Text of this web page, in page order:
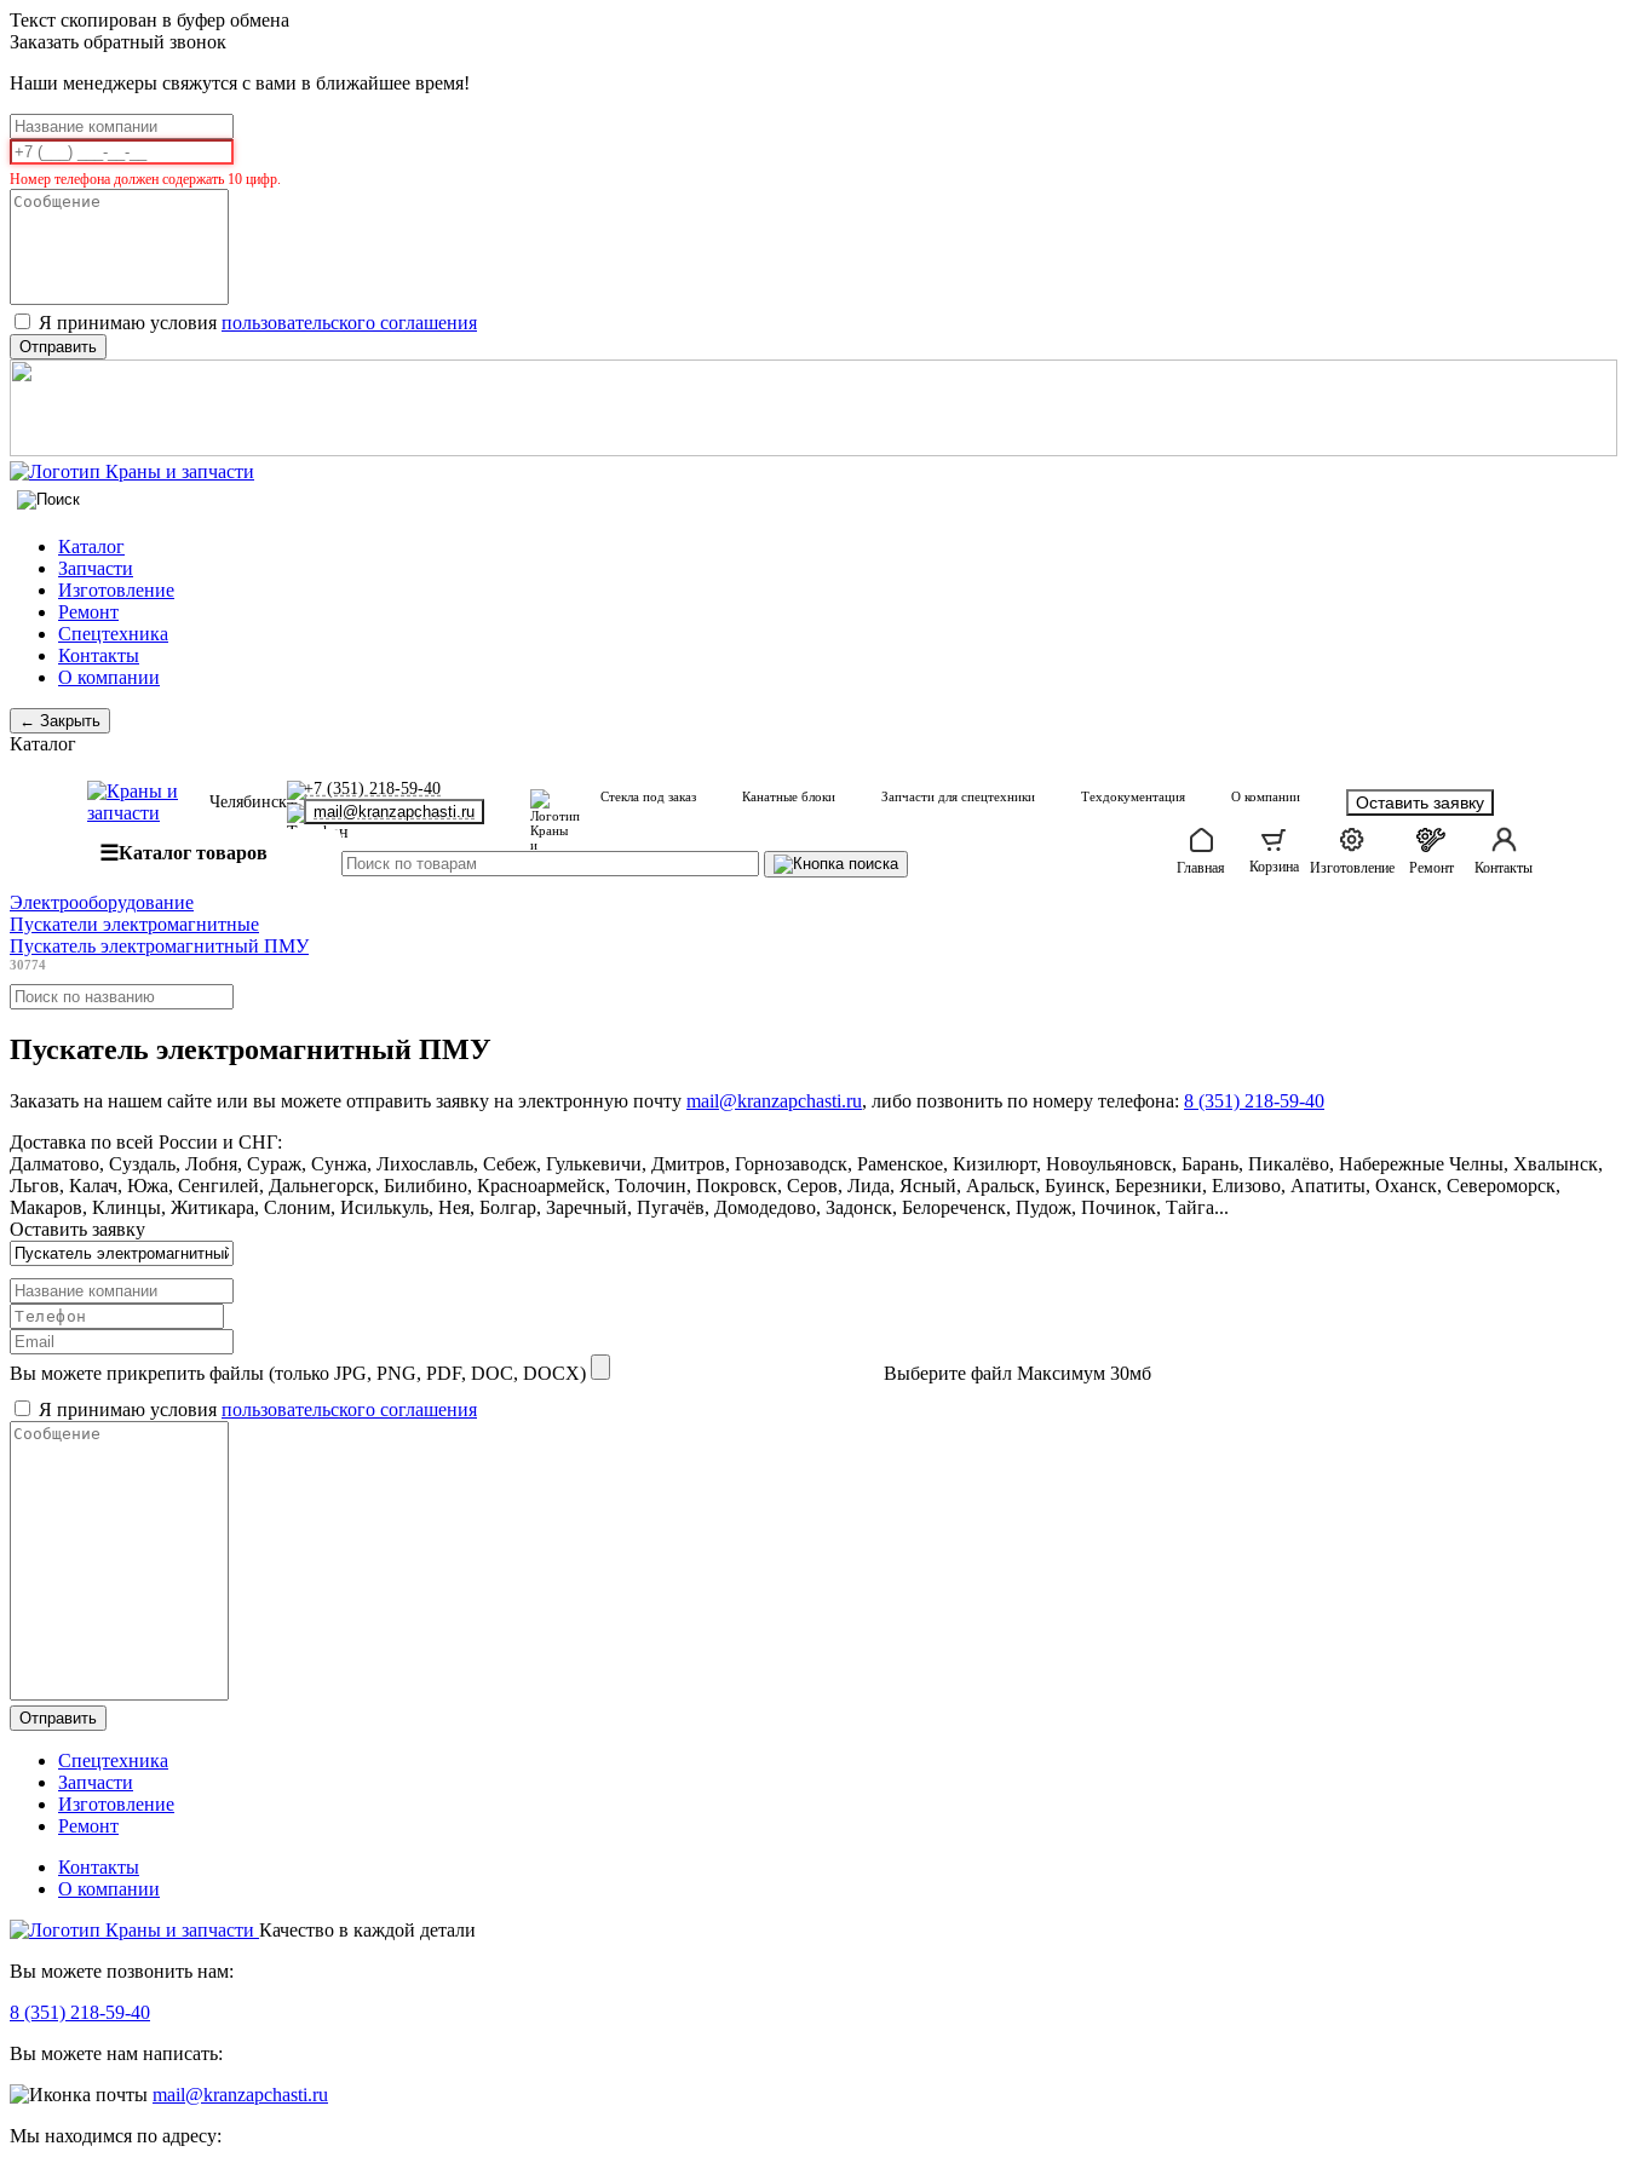
Текст скопирован в буфер обмена
Заказать обратный звонок
Наши менеджеры свяжутся с вами в ближайшее время!
Номер телефона должен содержать 10 цифр.
Я принимаю условия пользовательского соглашения
Отправить
Каталог
Запчасти
Изготовление
Ремонт
Спецтехника
Контакты
О компании
← Закрыть
Каталог
Челябинск
+7 (351) 218-59-40
mail@kranzapchasti.ru
Стекла под заказ Канатные блоки Запчасти для спецтехники Техдокументация О компании Оставить заявку
☰Каталог товаров
Главная Корзина Изготовление Ремонт Контакты
Электрооборудование
Пускатели электромагнитные
Пускатель электромагнитный ПМУ
30774
Пускатель электромагнитный ПМУ
Заказать на нашем сайте или вы можете отправить заявку на электронную почту mail@kranzapchasti.ru, либо позвонить по номеру телефона: 8 (351) 218-59-40
Доставка по всей России и СНГ:
Далматово, Суздаль, Лобня, Сураж, Сунжа, Лихославль, Себеж, Гулькевичи, Дмитров, Горнозаводск, Раменское, Кизилюрт, Новоульяновск, Барань, Пикалёво, Набережные Челны, Хвалынск,
Льгов, Калач, Южа, Сенгилей, Дальнегорск, Билибино, Красноармейск, Толочин, Покровск, Серов, Лида, Ясный, Аральск, Буинск, Березники, Елизово, Апатиты, Оханск, Североморск,
Макаров, Клинцы, Житикара, Слоним, Исилькуль, Нея, Болгар, Заречный, Пугачёв, Домодедово, Задонск, Белореченск, Пудож, Починок, Тайга...
Оставить заявку
Вы можете прикрепить файлы (только JPG, PNG, PDF, DOC, DOCX) Выберите файл Максимум 30мб
Я принимаю условия пользовательского соглашения
Отправить
Спецтехника
Запчасти
Изготовление
Ремонт
Контакты
О компании
Качество в каждой детали
Вы можете позвонить нам:
8 (351) 218-59-40
Вы можете нам написать:
mail@kranzapchasti.ru
Мы находимся по адресу: